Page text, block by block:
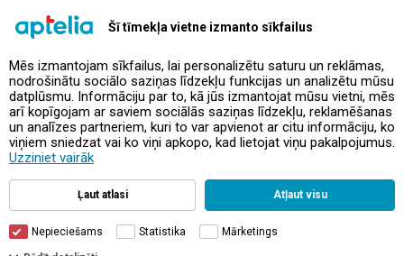
Šī tīmekļa vietne izmanto sīkfailus
Mēs izmantojam sīkfailus, lai personalizētu saturu un reklāmas,
nodrošinātu sociālo saziņas līdzekļu funkcijas un analizētu mūsu
datplūsmu. Informāciju par to, kā jūs izmantojat mūsu vietni, mēs
arī kopīgojam ar saviem sociālās saziņas līdzekļu, reklamēšanas
un analīzes partneriem, kuri to var apvienot ar citu informāciju, ko
viņiem sniedzat vai ko viņi apkopo, kad lietojat viņu pakalpojumus.
Uzziniet vairāk
Ļaut atlasi Atļaut visu
Nepieciešams Statistika Mārketings
Piedāvājumi un akcijas
Kontakti